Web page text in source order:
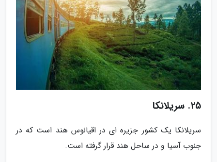
25. سریلانکا
سریلانکا یک کشور جزیره ای در اقیانوس هند است که در
جنوب آسیا و در ساحل هند قرار گرفته است.